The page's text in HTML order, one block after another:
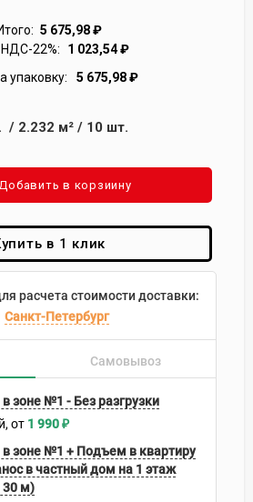
5 675,98₽
НДС-22%:
1 023,54₽
упаковку:
5 675,98₽
/ 2.232 м²/ 10 шт.
в корзиину
в 1 клик
расчета стоимости доставки:
Санкт-Петербург
Самовывоз
зоне №1 - Без разгрузки
1 990₽
зоне №1 + Подъем в квартиру
в частный дом на 1 этаж
30 м)